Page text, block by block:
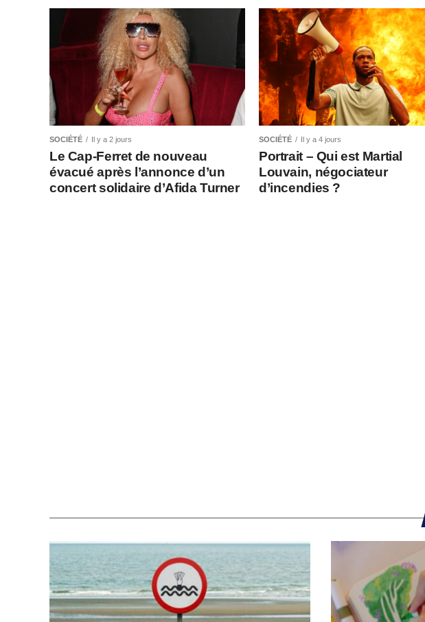
SOCIÉTÉ Il y a 2 jours
Le Cap-Ferret de nouveau
évacué après l’annonce d’un
concert solidaire d’Afida Turner
SOCIÉTÉ Il y a 4 jours
Portrait – Qui est Martial
Louvain, négociateur
d’incendies ?